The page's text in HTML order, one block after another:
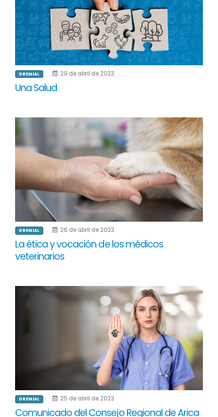
GREMIAL 29 de abril de 2023
Una Salud
GREMIAL 26 de abril de 2023
La ética y vocación de los médicos
veterinarios
GREMIAL 25 de abril de 2023
Comunicado del Consejo Regional de Arica